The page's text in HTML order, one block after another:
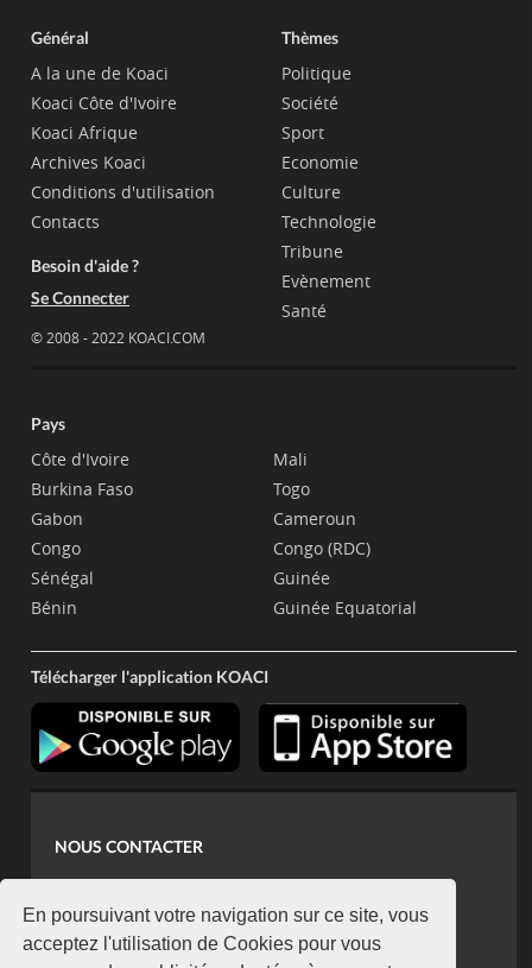
En poursuivant votre navigation sur ce site, vous
acceptez l'utilisation de Cookies pour vous
Général
A la une de Koaci
Koaci Côte d'Ivoire
Koaci Afrique
Archives Koaci
Conditions d'utilisation
Contacts
Besoin d'aide ?
Se Connecter
© 2008 - 2022 KOACI.COM
Thèmes
Politique
Société
Sport
Economie
Culture
Technologie
Tribune
Evènement
Santé
Pays
Côte d'Ivoire
Burkina Faso
Gabon
Congo
Sénégal
Bénin
Mali
Togo
Cameroun
Congo (RDC)
Guinée
Guinée Equatorial
Télécharger l'application KOACI
NOUS CONTACTER
koaci@yahoo.fr
+225 07 08 85 52 93